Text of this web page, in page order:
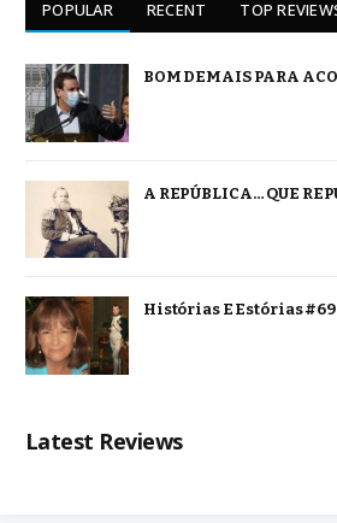
POPULAR RECENT TOP
BOM DEMAIS PARA
A REPÚBLICA… QUE
Histórias E Estórias #69
Latest Reviews